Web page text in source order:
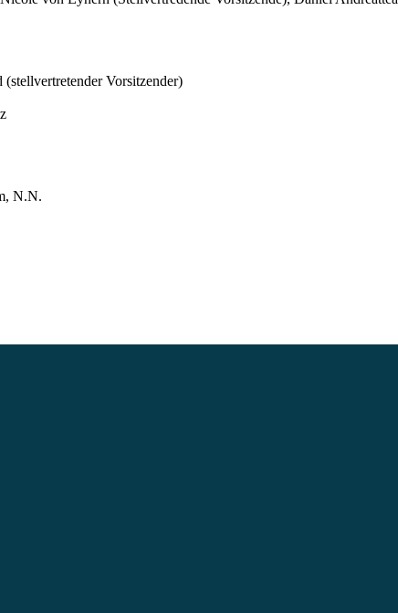
Vorsitzender)
N.N.